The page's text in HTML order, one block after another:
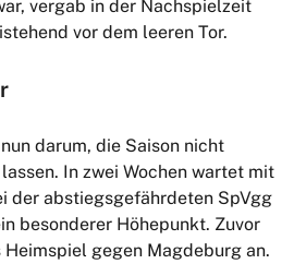
vergab in der Nachspielzeit
vor dem leeren Tor.
darum, die Saison nicht
In zwei Wochen wartet mit
der abstiegsgefährdeten SpVgg
besonderer Höhepunkt. Zuvor
gegen Magdeburg an.